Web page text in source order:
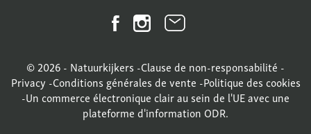
FacebookInstagramBulletin
© 2026 - Natuurkijkers -Clause de non-responsabilité -
Privacy -Conditions générales de vente -Politique des cookies
-Un commerce électronique clair au sein de l'UE avec une
plateforme d'information ODR.